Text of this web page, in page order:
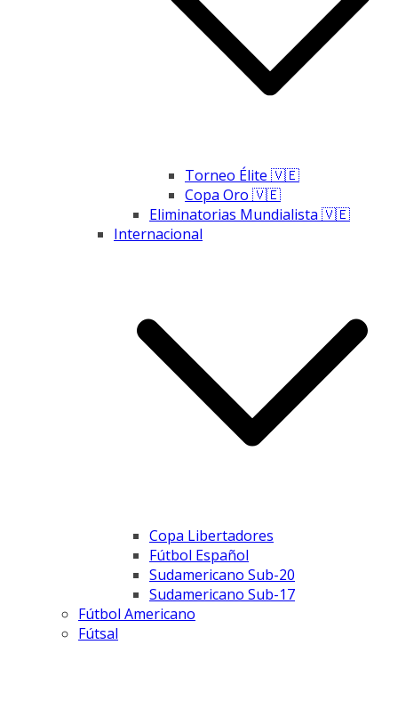
Torneo Élite 🇻🇪
Copa Oro 🇻🇪
Eliminatorias Mundialista 🇻🇪
Internacional
Copa Libertadores
Fútbol Español
Sudamericano Sub-20
Sudamericano Sub-17
Fútbol Americano
Fútsal